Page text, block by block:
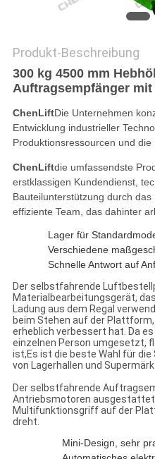
Produkt-Beschreibung
300 kg 4500 mm
Auftragsempfänger
ChenLiftDie Unternehmen
Entwicklung industrieller
Produktionsressourcen und
ChenLiftdie umfassendste
erstklassigen Kundendienst,
Bauteilunterstützung durch
effiziente Team, das dahinter
Lager für
Verschiedene
Schnelle Antwort auf
Der selbstfahrende
Materialbearbeitungsgerät,
Ladung aus dem Regal
beim Stehen auf der
erheblich verbessert hat. Da
einzelnen Person umgesetzt,
ist,Es ist die beste Wahl für
von Lagerhallen und
Der selbstfahrende
Antriebsmotoren
Multifunktionsgriff auf der
dreht.
Mini-Design, sehr